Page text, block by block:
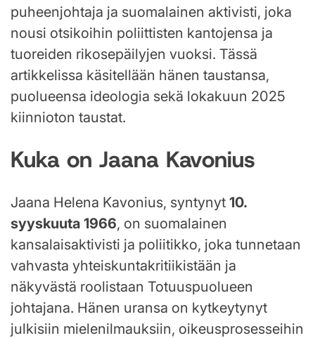
puheenjohtaja ja suomalainen aktivisti, joka
nousi otsikoihin poliittisten kantojensa ja
tuoreiden rikosepäilyjen vuoksi. Tässä
artikkelissa käsitellään hänen taustansa,
puolueensa ideologia sekä lokakuun 2025
kiinnioton taustat.
Kuka on Jaana Kavonius
Jaana Helena Kavonius, syntynyt 10.
syyskuuta 1966, on suomalainen
kansalaisaktivisti ja poliitikko, joka tunnetaan
vahvasta yhteiskuntakritiikistään ja
näkyvästä roolistaan Totuuspuolueen
johtajana. Hänen uransa on kytkeytynyt
julkisiin mielenilmauksiin, oikeusprosesseihin